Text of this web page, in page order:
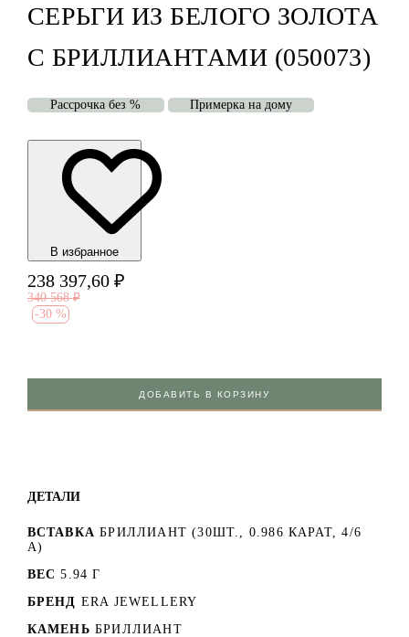
СЕРЬГИ ИЗ БЕЛОГО ЗОЛОТА
С БРИЛЛИАНТАМИ (050073)
Рассрочка без % Примерка на дому
В избранноe
238 397,60 ₽
340 568 ₽
-30 %
ДОБАВИТЬ В КОРЗИНУ
ДЕТАЛИ
ВСТАВКА БРИЛЛИАНТ (30ШТ., 0.986 КАРАТ, 4/6
А)
ВЕС 5.94 Г
БРЕНД ERA JEWELLERY
КАМЕНЬ БРИЛЛИАНТ